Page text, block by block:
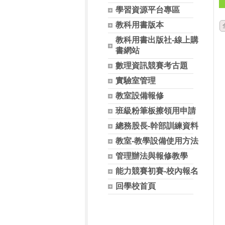
學習資源平台專區
教科用書版本
教科用書出版社-線上購
書網站
數理資訊競賽考古題
實驗室管理
教室設備報修
班級粉筆板擦領用申請
總務股長-幹部訓練資料
教室-教學設備使用方法
管理辦法與報修教學
能力競賽初賽-校內報名
回學校首頁